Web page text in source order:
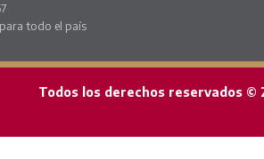
todo el país
Todos los derechos reservados ©